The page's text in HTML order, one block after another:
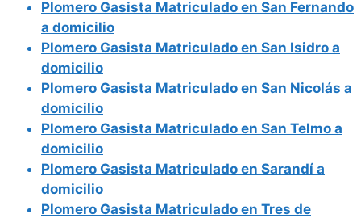
Plomero Gasista Matriculado en San Fernando
a domicilio
Plomero Gasista Matriculado en San Isidro a
domicilio
Plomero Gasista Matriculado en San Nicolás a
domicilio
Plomero Gasista Matriculado en San Telmo a
domicilio
Plomero Gasista Matriculado en Sarandí a
domicilio
Plomero Gasista Matriculado en Tres de